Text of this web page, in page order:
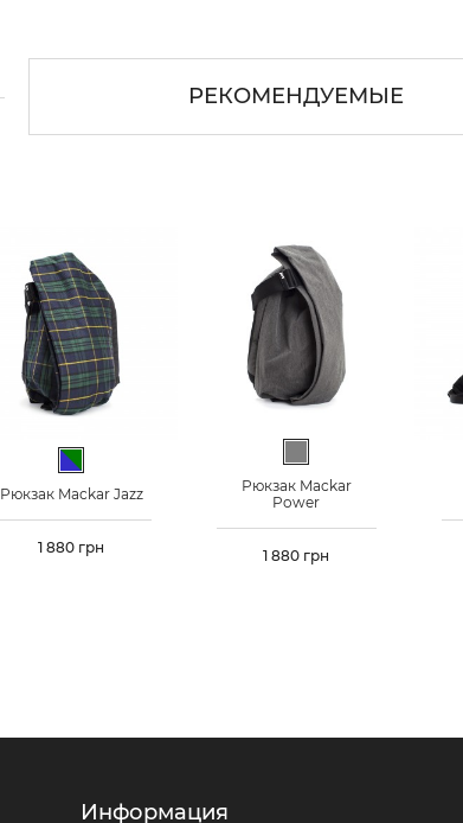
РЕКОМЕНДУЕМЫЕ
Сине-зеленый
Рюкзак Mackar Jazz
Цена
1 880 грн
Рюкзак Mackar
Power
Цена
1 880 грн
Информация